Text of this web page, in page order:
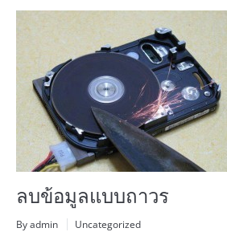
ลบข้อมูลแบบถาวร
By admin Uncategorized